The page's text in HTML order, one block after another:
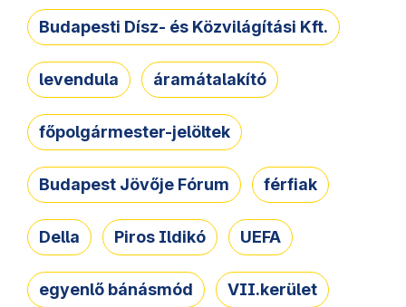
Budapesti Dísz- és Közvilágítási Kft.
levendula áramátalakító
főpolgármester-jelöltek
Budapest Jövője Fórum férfiak
Della Piros Ildikó UEFA
egyenlő bánásmód VII.kerület